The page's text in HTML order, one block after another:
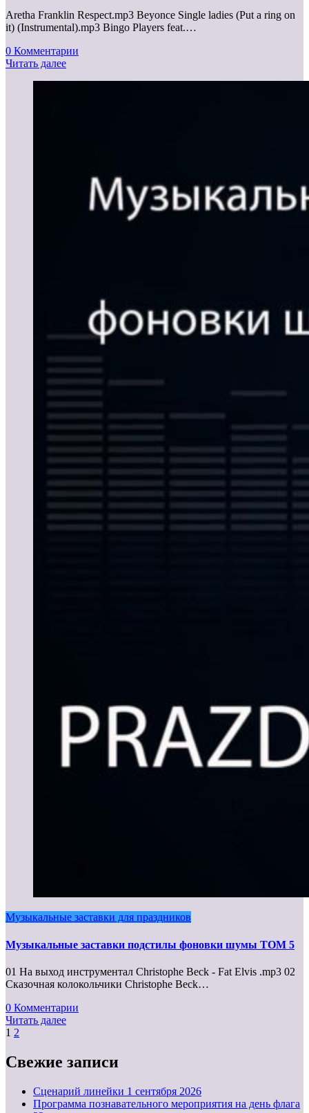
Aretha Franklin Respect.mp3 Beyonce Single ladies (Put a ring on
it) (Instrumental).mp3 Bingo Players feat.…
0 Комментарии
Читать далее
Музыкальные заставки для праздников
Музыкальные заставки подстилы фоновки шумы ТОМ 5
01 На выход инструментал Christophe Beck - Fat Elvis .mp3 02
Сказочная колокольчики Christophe Beck…
0 Комментарии
Читать далее
Пагинация
записей
1 2
Свежие записи
Cценарий линейки 1 сентября 2026
Программа познавательного мероприятия на день флага